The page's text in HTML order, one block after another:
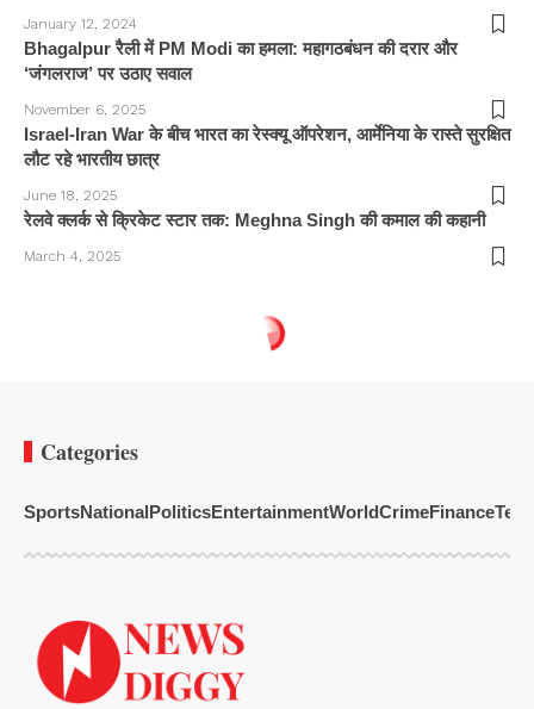
January 12, 2024
Bhagalpur रैली में PM Modi का हमला: महागठबंधन की दरार और
‘जंगलराज’ पर उठाए सवाल
November 6, 2025
Israel-Iran War के बीच भारत का रेस्क्यू ऑपरेशन, आर्मेनिया के रास्ते सुरक्षित
लौट रहे भारतीय छात्र
June 18, 2025
रेलवे क्लर्क से क्रिकेट स्टार तक: Meghna Singh की कमाल की कहानी
March 4, 2025
Categories
SportsNationalPoliticsEntertainmentWorldCrimeFinance